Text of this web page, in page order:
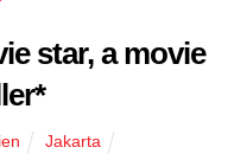
star, a movie
Jakarta